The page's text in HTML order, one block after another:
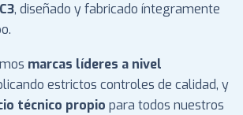
, diseñado y fabricado íntegramente
marcas líderes a nivel
estrictos controles de calidad, y
técnico propio para todos nuestros